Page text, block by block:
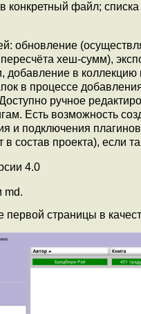
файл;
обновление
хеш-сумм),
добавление в
в процессе
ручное
Есть возможность
и подключения
состав проекта), если
4.0
md.
страницы в